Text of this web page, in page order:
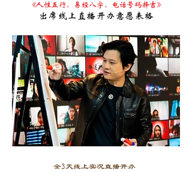
《人性五行、易经八字、电话号码择吉》
出席线上直播开办意愿表格
全3天线上实况直播开办